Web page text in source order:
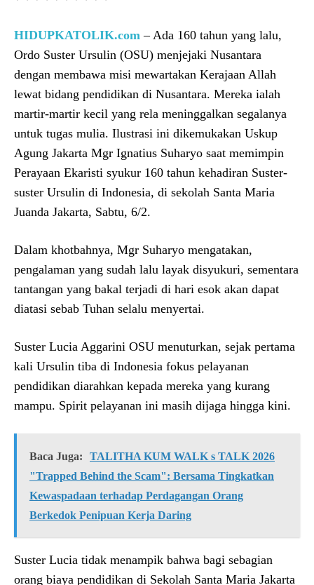
HIDUPKATOLIK.com – Ada 160 tahun yang lalu,
Ordo Suster Ursulin (OSU) menjejaki Nusantara
dengan membawa misi mewartakan Kerajaan Allah
lewat bidang pendidikan di Nusantara. Mereka ialah
martir-martir kecil yang rela meninggalkan segalanya
untuk tugas mulia. Ilustrasi ini dikemukakan Uskup
Agung Jakarta Mgr Ignatius Suharyo saat memimpin
Perayaan Ekaristi syukur 160 tahun kehadiran Suster-
suster Ursulin di Indonesia, di sekolah Santa Maria
Juanda Jakarta, Sabtu, 6/2.
Dalam khotbahnya, Mgr Suharyo mengatakan,
pengalaman yang sudah lalu layak disyukuri, sementara
tantangan yang bakal terjadi di hari esok akan dapat
diatasi sebab Tuhan selalu menyertai.
Suster Lucia Aggarini OSU menuturkan, sejak pertama
kali Ursulin tiba di Indonesia fokus pelayanan
pendidikan diarahkan kepada mereka yang kurang
mampu. Spirit pelayanan ini masih dijaga hingga kini.
Baca Juga:
TALITHA KUM WALK s TALK 2026
"Trapped Behind the Scam": Bersama Tingkatkan
Kewaspadaan terhadap Perdagangan Orang
Berkedok Penipuan Kerja Daring
Suster Lucia tidak menampik bahwa bagi sebagian
orang biaya pendidikan di Sekolah Santa Maria Jakarta